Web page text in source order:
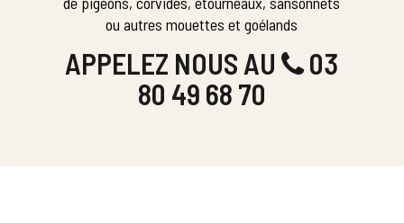
ou autres mouettes et goélands
APPELEZ NOUS AU
03
80 49 68 70